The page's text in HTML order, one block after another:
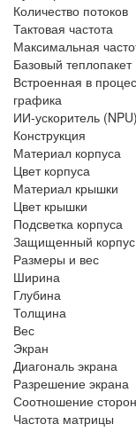
Количество потоков
Тактовая частота
Максимальная
Базовый теплопакет
Встроенная в
графика
ИИ-ускоритель (NPU)
Конструкция
Материал корпуса
Цвет корпуса
Материал крышки
Цвет крышки
Подсветка корпуса
Защищенный корпус
Размеры и вес
Ширина
Глубина
Толщина
Вес
Экран
Диагональ экрана
Разрешение экрана
Соотношение
Частота матрицы